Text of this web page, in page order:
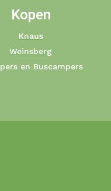
Kopen
Knaus
Weinsberg
en Buscampers